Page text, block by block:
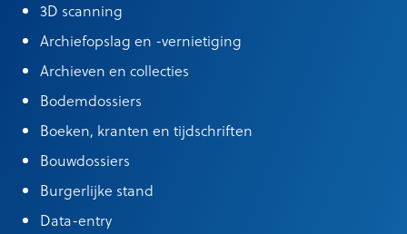
3D scanning
Archiefopslag en -vernietiging
Archieven en collecties
Bodemdossiers
Boeken, kranten en tijdschriften
Bouwdossiers
Burgerlijke stand
Data-entry